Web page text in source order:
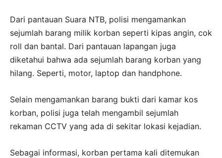
Dari pantauan Suara NTB, polisi mengamankan
sejumlah barang milik korban seperti kipas angin, cok
roll dan bantal. Dari pantauan lapangan juga
diketahui bahwa ada sejumlah barang korban yang
hilang. Seperti, motor, laptop dan handphone.
Selain mengamankan barang bukti dari kamar kos
korban, polisi juga telah mengambil sejumlah
rekaman CCTV yang ada di sekitar lokasi kejadian.
Sebagai informasi, korban pertama kali ditemukan